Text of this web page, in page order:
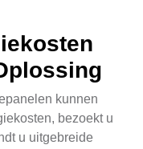
kunnen
bezoekt u
u uitgebreide